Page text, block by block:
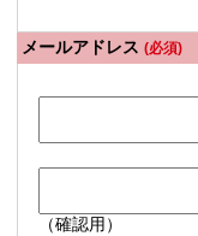
メールアドレス (必須)
（確認用）